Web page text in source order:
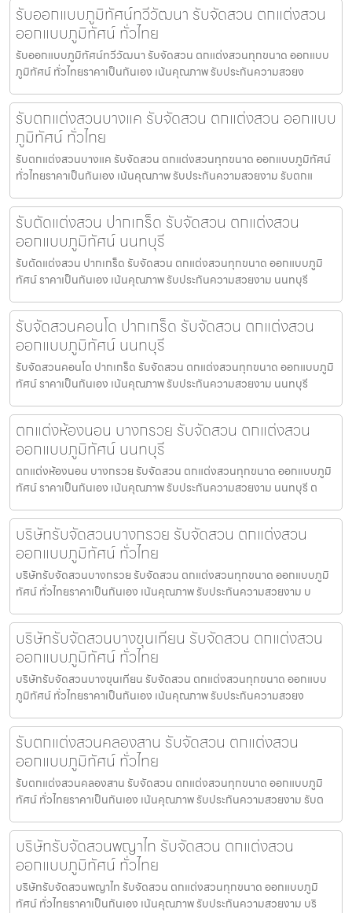
รับออกแบบภูมิทัศน์ทวีวัฒนา รับจัดสวน ตกแต่งสวน
ออกแบบภูมิทัศน์ ทั่วไทย
รับออกแบบภูมิทัศน์ทวีวัฒนา รับจัดสวน ตกแต่งสวนทุกขนาด ออกแบบ
ภูมิทัศน์ ทั่วไทยราคาเป็นกันเอง เน้นคุณภาพ รับประกันความสวยง
รับตกแต่งสวนบางแค รับจัดสวน ตกแต่งสวน ออกแบบ
ภูมิทัศน์ ทั่วไทย
รับตกแต่งสวนบางแค รับจัดสวน ตกแต่งสวนทุกขนาด ออกแบบภูมิทัศน์
ทั่วไทยราคาเป็นกันเอง เน้นคุณภาพ รับประกันความสวยงาม รับตกแ
รับตัดแต่งสวน ปากเกร็ด รับจัดสวน ตกแต่งสวน
ออกแบบภูมิทัศน์ นนทบุรี
รับตัดแต่งสวน ปากเกร็ด รับจัดสวน ตกแต่งสวนทุกขนาด ออกแบบภูมิ
ทัศน์ ราคาเป็นกันเอง เน้นคุณภาพ รับประกันความสวยงาม นนทบุรี
รับจัดสวนคอนโด ปากเกร็ด รับจัดสวน ตกแต่งสวน
ออกแบบภูมิทัศน์ นนทบุรี
รับจัดสวนคอนโด ปากเกร็ด รับจัดสวน ตกแต่งสวนทุกขนาด ออกแบบภูมิ
ทัศน์ ราคาเป็นกันเอง เน้นคุณภาพ รับประกันความสวยงาม นนทบุรี
ตกแต่งห้องนอน บางกรวย รับจัดสวน ตกแต่งสวน
ออกแบบภูมิทัศน์ นนทบุรี
ตกแต่งห้องนอน บางกรวย รับจัดสวน ตกแต่งสวนทุกขนาด ออกแบบภูมิ
ทัศน์ ราคาเป็นกันเอง เน้นคุณภาพ รับประกันความสวยงาม นนทบุรี ต
บริษัทรับจัดสวนบางกรวย รับจัดสวน ตกแต่งสวน
ออกแบบภูมิทัศน์ ทั่วไทย
บริษัทรับจัดสวนบางกรวย รับจัดสวน ตกแต่งสวนทุกขนาด ออกแบบภูมิ
ทัศน์ ทั่วไทยราคาเป็นกันเอง เน้นคุณภาพ รับประกันความสวยงาม บ
บริษัทรับจัดสวนบางขุนเทียน รับจัดสวน ตกแต่งสวน
ออกแบบภูมิทัศน์ ทั่วไทย
บริษัทรับจัดสวนบางขุนเทียน รับจัดสวน ตกแต่งสวนทุกขนาด ออกแบบ
ภูมิทัศน์ ทั่วไทยราคาเป็นกันเอง เน้นคุณภาพ รับประกันความสวยง
รับตกแต่งสวนคลองสาน รับจัดสวน ตกแต่งสวน
ออกแบบภูมิทัศน์ ทั่วไทย
รับตกแต่งสวนคลองสาน รับจัดสวน ตกแต่งสวนทุกขนาด ออกแบบภูมิ
ทัศน์ ทั่วไทยราคาเป็นกันเอง เน้นคุณภาพ รับประกันความสวยงาม รับต
บริษัทรับจัดสวนพญาไท รับจัดสวน ตกแต่งสวน
ออกแบบภูมิทัศน์ ทั่วไทย
บริษัทรับจัดสวนพญาไท รับจัดสวน ตกแต่งสวนทุกขนาด ออกแบบภูมิ
ทัศน์ ทั่วไทยราคาเป็นกันเอง เน้นคุณภาพ รับประกันความสวยงาม บริ